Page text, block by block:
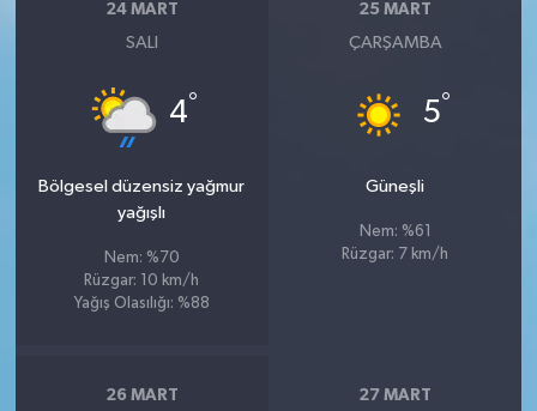
24 MART
SALI
4°
Bölgesel düzensiz yağmur
yağışlı
Nem: %70
Rüzgar: 10 km/h
Yağış Olasılığı: %88
25 MART
ÇARŞAMBA
5°
Güneşli
Nem: %61
Rüzgar: 7 km/h
26 MART 27 MART